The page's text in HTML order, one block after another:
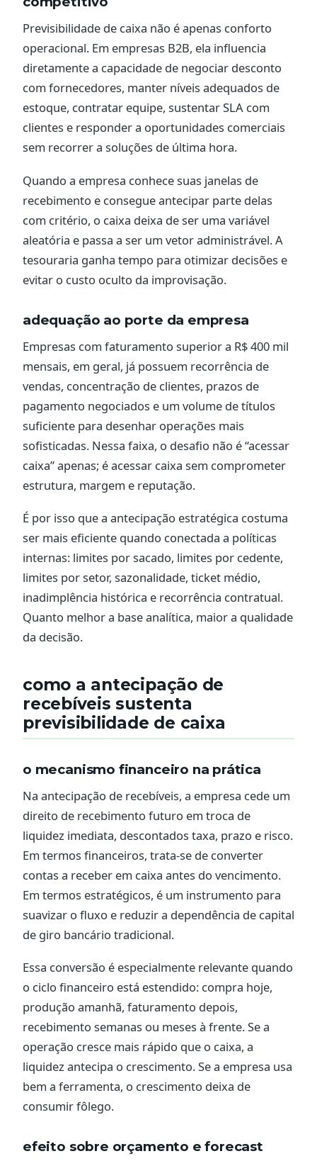
Previsibilidade de caixa não é apenas conforto
operacional. Em empresas B2B, ela influencia
diretamente a capacidade de negociar desconto
com fornecedores, manter níveis adequados de
estoque, contratar equipe, sustentar SLA com
clientes e responder a oportunidades comerciais
sem recorrer a soluções de última hora.
Quando a empresa conhece suas janelas de
recebimento e consegue antecipar parte delas
com critério, o caixa deixa de ser uma variável
aleatória e passa a ser um vetor administrável. A
tesouraria ganha tempo para otimizar decisões e
evitar o custo oculto da improvisação.
adequação ao porte da empresa
Empresas com faturamento superior a R$ 400 mil
mensais, em geral, já possuem recorrência de
vendas, concentração de clientes, prazos de
pagamento negociados e um volume de títulos
suficiente para desenhar operações mais
sofisticadas. Nessa faixa, o desafio não é “acessar
caixa” apenas; é acessar caixa sem comprometer
estrutura, margem e reputação.
É por isso que a antecipação estratégica costuma
ser mais eficiente quando conectada a políticas
internas: limites por sacado, limites por cedente,
limites por setor, sazonalidade, ticket médio,
inadimplência histórica e recorrência contratual.
Quanto melhor a base analítica, maior a qualidade
da decisão.
como a antecipação de
recebíveis sustenta
previsibilidade de caixa
o mecanismo financeiro na prática
Na antecipação de recebíveis, a empresa cede um
direito de recebimento futuro em troca de
liquidez imediata, descontados taxa, prazo e risco.
Em termos financeiros, trata-se de converter
contas a receber em caixa antes do vencimento.
Em termos estratégicos, é um instrumento para
suavizar o fluxo e reduzir a dependência de capital
de giro bancário tradicional.
Essa conversão é especialmente relevante quando
o ciclo financeiro está estendido: compra hoje,
produção amanhã, faturamento depois,
recebimento semanas ou meses à frente. Se a
operação cresce mais rápido que o caixa, a
liquidez antecipa o crescimento. Se a empresa usa
bem a ferramenta, o crescimento deixa de
consumir fôlego.
efeito sobre orçamento e forecast